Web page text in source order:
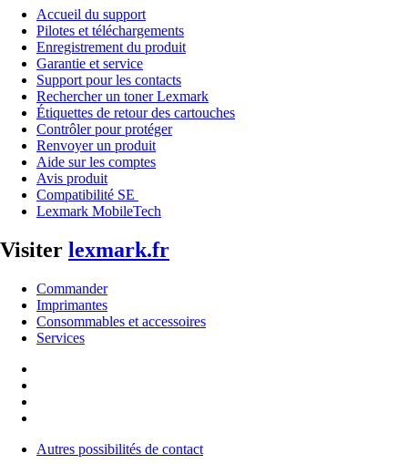
Accueil du support
Pilotes et téléchargements
Enregistrement du produit
Garantie et service
Support pour les contacts
Rechercher un toner Lexmark
Étiquettes de retour des cartouches
Contrôler pour protéger
Renvoyer un produit
Aide sur les comptes
Avis produit
Compatibilité SE
Lexmark MobileTech
Visiter lexmark.fr
Commander
Imprimantes
Consommables et accessoires
Services
Autres possibilités de contact